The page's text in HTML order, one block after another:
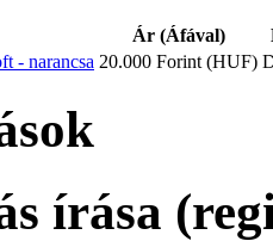
Ár (Áfával)
- narancsa 20.000 Forint (HUF)
írása